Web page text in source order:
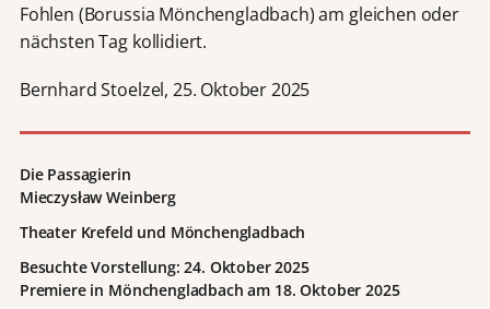
Fohlen (Borussia Mönchengladbach) am gleichen oder
nächsten Tag kollidiert.
Bernhard Stoelzel, 25. Oktober 2025
Die Passagierin
Mieczysław Weinberg
Theater Krefeld und Mönchengladbach
Besuchte Vorstellung: 24. Oktober 2025
Premiere in Mönchengladbach am 18. Oktober 2025